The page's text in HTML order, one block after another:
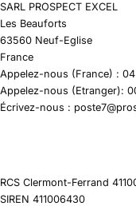
SARL PROSPECT EXCEL
Les Beauforts
63560 Neuf-Eglise
France
Appelez-nous (France) :
Appelez-nous (Etranger):
Écrivez-nous :
RCS Clermont-Ferrand
SIREN 411006430